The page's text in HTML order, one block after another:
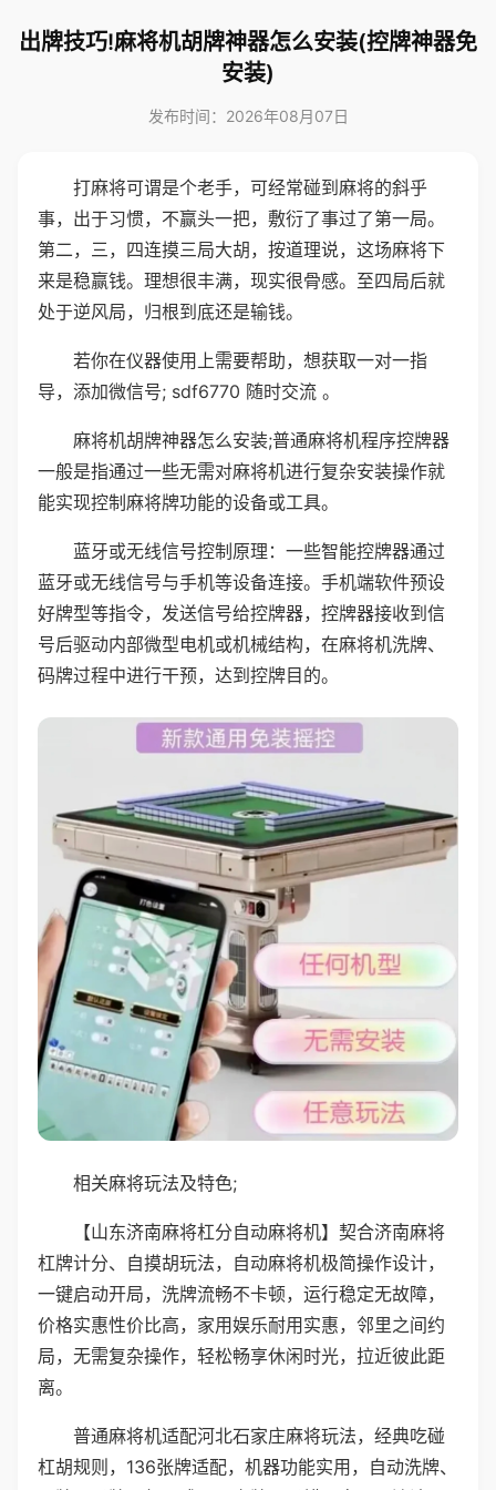
出牌技巧!麻将机胡牌神器怎么安装(控牌神器免
安装)
发布时间：2026年08月07日
打麻将可谓是个老手，可经常碰到麻将的斜乎
事，出于习惯，不赢头一把，敷衍了事过了第一局。
第二，三，四连摸三局大胡，按道理说，这场麻将下
来是稳赢钱。理想很丰满，现实很骨感。至四局后就
处于逆风局，归根到底还是输钱。
若你在仪器使用上需要帮助，想获取一对一指
导，添加微信号; sdf6770 随时交流 。
麻将机胡牌神器怎么安装;普通麻将机程序控牌器
一般是指通过一些无需对麻将机进行复杂安装操作就
能实现控制麻将牌功能的设备或工具。
蓝牙或无线信号控制原理：一些智能控牌器通过
蓝牙或无线信号与手机等设备连接。手机端软件预设
好牌型等指令，发送信号给控牌器，控牌器接收到信
号后驱动内部微型电机或机械结构，在麻将机洗牌、
码牌过程中进行干预，达到控牌目的。
相关麻将玩法及特色;
【山东济南麻将杠分自动麻将机】契合济南麻将
杠牌计分、自摸胡玩法，自动麻将机极简操作设计，
一键启动开局，洗牌流畅不卡顿，运行稳定无故障，
价格实惠性价比高，家用娱乐耐用实惠，邻里之间约
局，无需复杂操作，轻松畅享休闲时光，拉近彼此距
离。
普通麻将机适配河北石家庄麻将玩法，经典吃碰
杠胡规则，136张牌适配，机器功能实用，自动洗牌、